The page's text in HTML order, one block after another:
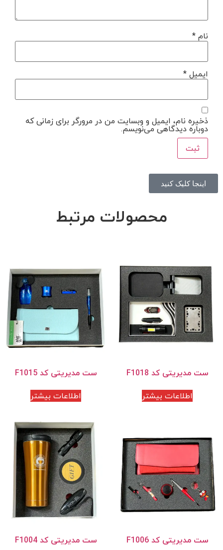
نام*
ایمیل*
ذخیره نام، ایمیل و وبسایت من در مرورگر برای زمانی که
دوباره دیدگاهی می‌نویسم.
اینجا کلیک کنید
محصولات مرتبط
ست مدیریتی کد F1018
اطلاعات بیشتر
ست مدیریتی کد F1015
اطلاعات بیشتر
ست مدیریتی کد F1006
ست مدیریتی کد F1004